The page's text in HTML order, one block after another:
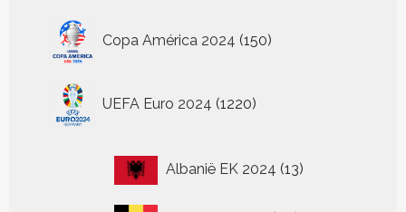
Copa América 2024 150
producten
UEFA Euro 2024 1220
producten
Albanië EK 2024 1313